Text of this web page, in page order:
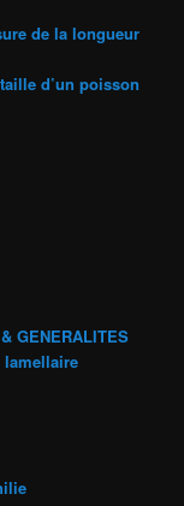
de la longueur
d’un poisson
GENERALITES
lamellaire